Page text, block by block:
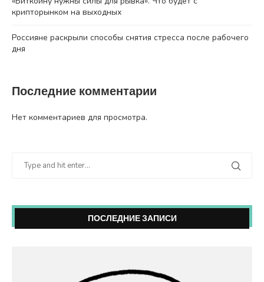
крипторынком на выходных
Россияне раскрыли способы снятия стресса после рабочего
дня
Последние комментарии
Нет комментариев для просмотра.
ПОСЛЕДНИЕ ЗАПИСИ